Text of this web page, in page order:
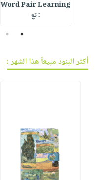
Word Pair Learning
: تع
1
2
أكثر البنود مبيعاً هذا الشهر :